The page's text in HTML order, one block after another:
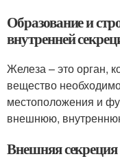
Образование и
внутренней
Железа – это орган,
вещество
местоположения и
внешнюю,
Внешняя секреция